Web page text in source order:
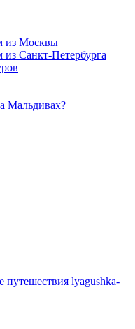
из Москвы
Санкт-Петербурга
Мальдивах?
lyagushka-